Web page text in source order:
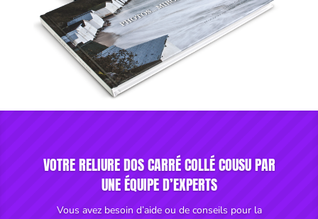
VOTRE RELIURE DOS CARRÉ COLLÉ COUSU PAR
UNE ÉQUIPE D’EXPERTS
Vous avez besoin d’aide ou de conseils pour la